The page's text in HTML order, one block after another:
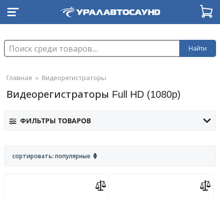
Найти
Главная » Видеорегистраторы
Видеорегистраторы Full HD (1080p)
ФИЛЬТРЫ ТОВАРОВ
сортировать: популярные